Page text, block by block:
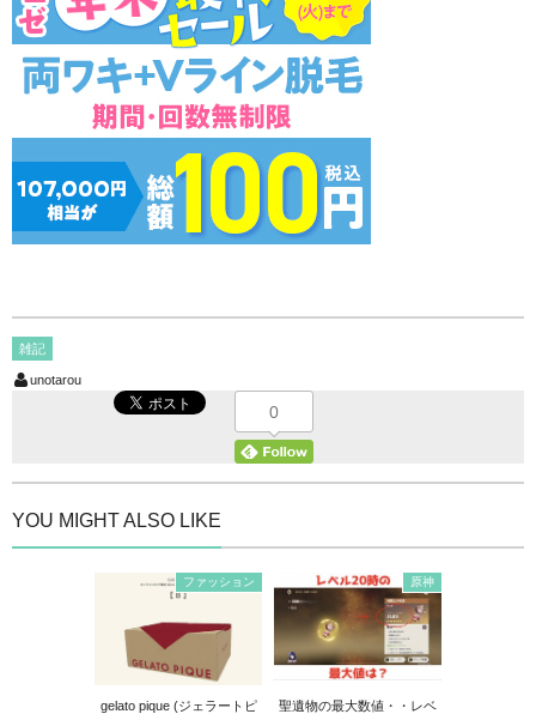
雑記
unotarou
0
YOU MIGHT ALSO LIKE
ファッション
gelato pique (ジェラートピ
原神
聖遺物の最大数値・・レベ